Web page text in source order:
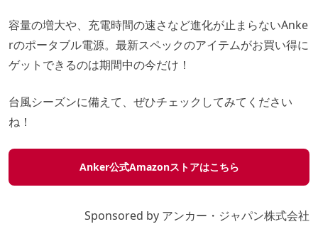
容量の増大や、充電時間の速さなど進化が止まらないAnke
rのポータブル電源。最新スペックのアイテムがお買い得に
ゲットできるのは期間中の今だけ！
台風シーズンに備えて、ぜひチェックしてみてください
ね！
Anker公式Amazonストアはこちら
Sponsored by アンカー・ジャパン株式会社